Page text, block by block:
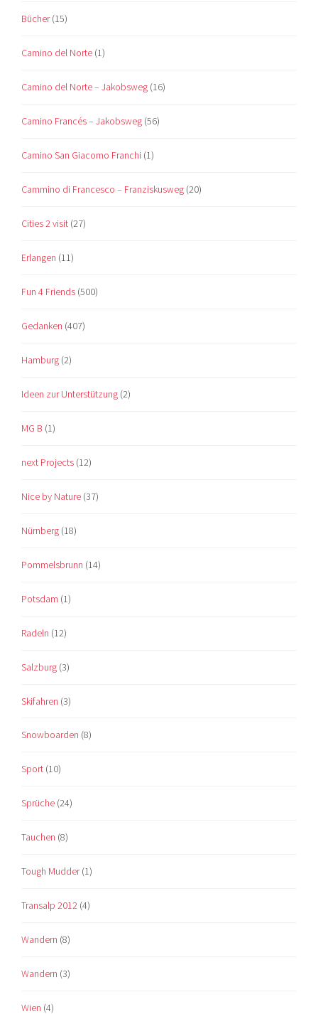
Bücher(15)
Camino del Norte (1)
Camino del Norte – Jakobsweg (16)
Camino Francés – Jakobsweg (56)
Camino San Giacomo Franchi (1)
Cammino di Francesco – Franziskusweg (20)
Cities 2 visit (27)
Erlangen (11)
Fun 4 Friends (500)
Gedanken (407)
Hamburg (2)
Ideen zur Unterstützung (2)
MG B (1)
next Projects (12)
Nice by Nature (37)
Nürnberg (18)
Pommelsbrunn (14)
Potsdam (1)
Radeln (12)
Salzburg (3)
Skifahren (3)
Snowboarden (8)
Sport (10)
Sprüche (24)
Tauchen (8)
Tough Mudder(1)
Transalp 2012 (4)
Wandern (8)
Wandern (3)
Wien (4)